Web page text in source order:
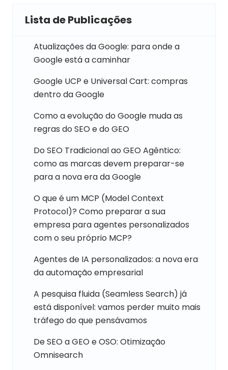
Lista de Publicações
Atualizações da Google: para onde a
Google está a caminhar
Google UCP e Universal Cart: compras
dentro da Google
Como a evolução do Google muda as
regras do SEO e do GEO
Do SEO Tradicional ao GEO Agêntico:
como as marcas devem preparar-se
para a nova era da Google
O que é um MCP (Model Context
Protocol)? Como preparar a sua
empresa para agentes personalizados
com o seu próprio MCP?
Agentes de IA personalizados: a nova era
da automação empresarial
A pesquisa fluida (Seamless Search) já
está disponível: vamos perder muito mais
tráfego do que pensávamos
De SEO a GEO e OSO: Otimização
Omnisearch